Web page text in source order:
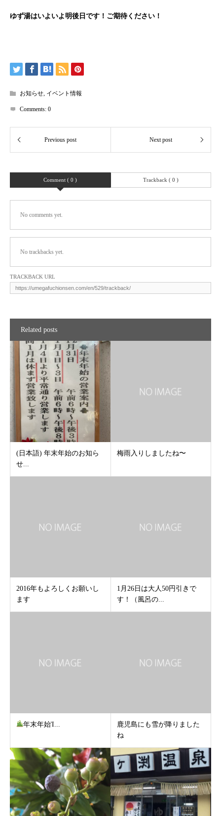
ゆず湯はいよいよ明後日です！ご期待ください！
お知らせ, イベント情報
Comments: 0
Comment ( 0 ) Trackback ( 0 )
No comments yet.
No trackbacks yet.
TRACKBACK URL
Related posts
(日本語) 年末年始のお知ら
せ...
梅雨入りしましたね〜
2016年もよろしくお願いし
ます
1月26日は大人50円引きで
す！（風呂の...
年末年始Ἰ...
鹿児島にも雪が降りました
ね